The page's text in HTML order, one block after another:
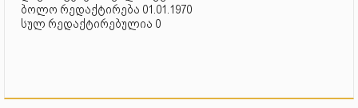
ბოლო რედაქტირება 01.01.1970
სულ რედაქტირებულია 0